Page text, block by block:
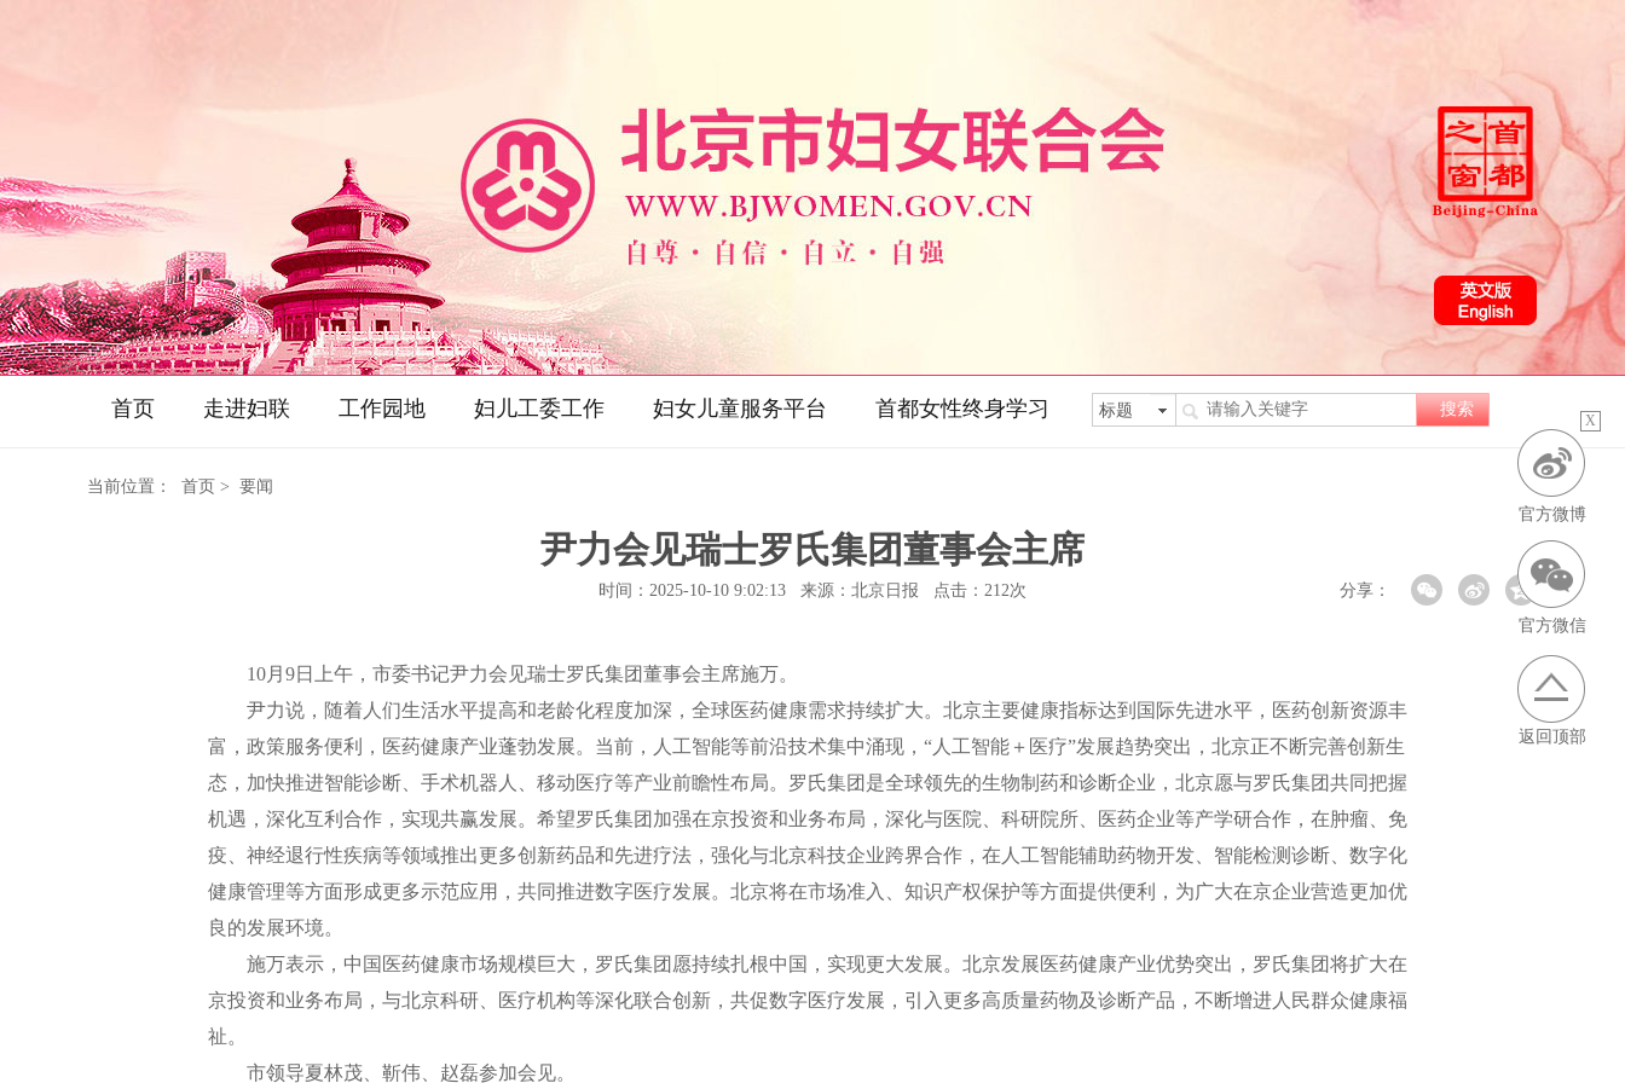
首页 走进妇联 工作园地 妇儿工委工作 妇女儿童服务平台 首都女性终身学习
当前位置： 首页 > 要闻
尹力会见瑞士罗氏集团董事会主席
时间：2025-10-10 9:02:13 来源：北京日报 点击： 212次 分享：
10月9日上午，市委书记尹力会见瑞士罗氏集团董事会主席施万。
尹力说，随着人们生活水平提高和老龄化程度加深，全球医药健康需求持续扩大。北京主要健康指标达到国际先进水平，医药创新资源丰
富，政策服务便利，医药健康产业蓬勃发展。当前，人工智能等前沿技术集中涌现，“人工智能＋医疗”发展趋势突出，北京正不断完善创新生
态，加快推进智能诊断、手术机器人、移动医疗等产业前瞻性布局。罗氏集团是全球领先的生物制药和诊断企业，北京愿与罗氏集团共同把握
机遇，深化互利合作，实现共赢发展。希望罗氏集团加强在京投资和业务布局，深化与医院、科研院所、医药企业等产学研合作，在肿瘤、免
疫、神经退行性疾病等领域推出更多创新药品和先进疗法，强化与北京科技企业跨界合作，在人工智能辅助药物开发、智能检测诊断、数字化
健康管理等方面形成更多示范应用，共同推进数字医疗发展。北京将在市场准入、知识产权保护等方面提供便利，为广大在京企业营造更加优
良的发展环境。
施万表示，中国医药健康市场规模巨大，罗氏集团愿持续扎根中国，实现更大发展。北京发展医药健康产业优势突出，罗氏集团将扩大在
京投资和业务布局，与北京科研、医疗机构等深化联合创新，共促数字医疗发展，引入更多高质量药物及诊断产品，不断增进人民群众健康福
祉。
市领导夏林茂、靳伟、赵磊参加会见。
官方微博
官方微信
返回顶部
X